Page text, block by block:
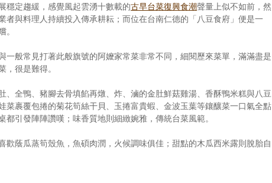
穩定趨緩，感覺風起雲湧十數載的古早台菜復興食潮聲量上似不如前，然
者與料理人持續投入傳承耕耘；而位在台南仁德的「八豆食府」便是一
一般常見打著此般旗號的阿嬤家常菜非常不同，細閱歷來菜單，滿滿盡是
很是難得。
、全鴨、豬腳去骨填餡再燉、炸、滷的金肚鮮菇雞湯、香酥鴨米糕與八豆
菜裹覆包捲的菊花筍絲干貝、玉捲富貴蝦、金波玉葉等鑲釀菜一口氣全點
引發陣陣讚嘆；味香質地則細緻婉雅，傳統台菜風範。
歡蔭瓜蒸筍殼魚，魚碩肉潤，火候調味俱佳；甜點的木瓜西米露則脫胎自